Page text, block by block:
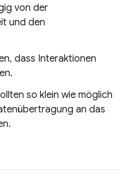
von der
und den
dass Interaktionen
so klein wie möglich
an das